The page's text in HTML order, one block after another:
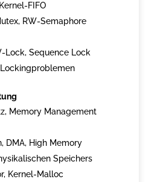
FIFO
RW-Semaphore
Lock, Sequence Lock
Memory Management
DMA, High Memory
Speichers
Kernel-Malloc